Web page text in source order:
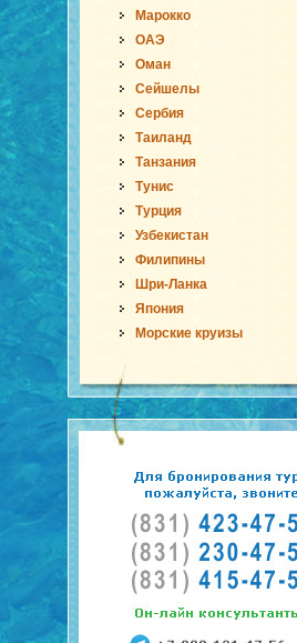
Марокко
ОАЭ
Оман
Сейшелы
Сербия
Таиланд
Танзания
Тунис
Турция
Узбекистан
Филипины
Шри-Ланка
Япония
Морские круизы